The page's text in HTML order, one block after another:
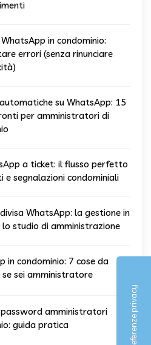
in condominio:
errori (senza rinunciare
su WhatsApp: 15
per amministratori di
a ticket: il flusso perfetto
e segnalazioni condominiali
WhatsApp: la gestione in
studio di amministrazione
in condominio: 7 cose da
se sei amministratore
amministratori
guida pratica